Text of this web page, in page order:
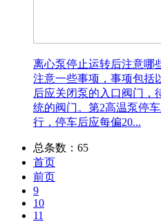
离心泵停止运转后注意哪
注意一些事项，事项包括
后应关闭泵的入口阀门，
统的阀门。第2高温泵停
行，停车后应每偏20...
总条数：65
首页
前页
9
10
11